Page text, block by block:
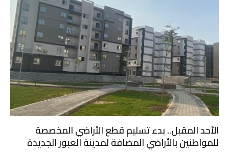
الأحد المقبل.. بدء تسليم قطع الأراضي المخصصة
للمواطنين بالأراضي المضافة لمدينة العبور الجديدة